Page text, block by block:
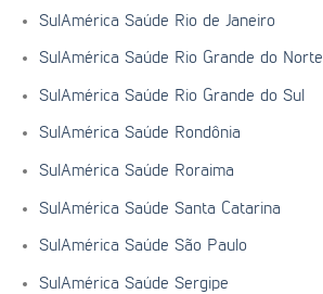
SulAmérica Saúde Rio de Janeiro
SulAmérica Saúde Rio Grande do Norte
SulAmérica Saúde Rio Grande do Sul
SulAmérica Saúde Rondônia
SulAmérica Saúde Roraima
SulAmérica Saúde Santa Catarina
SulAmérica Saúde São Paulo
SulAmérica Saúde Sergipe